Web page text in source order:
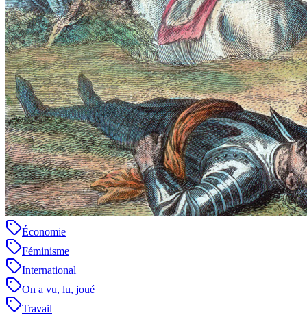
Économie
Féminisme
International
On a vu, lu, joué
Travail